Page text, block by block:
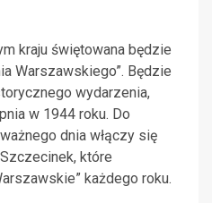
kraju świętowana będzie
Warszawskiego”. Będzie
wydarzenia,
w 1944 roku. Do
dnia włączy się
które
każdego roku.